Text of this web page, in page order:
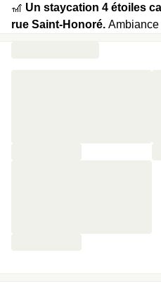
🎢 Un staycation 4 étoiles
rue Saint-Honoré.